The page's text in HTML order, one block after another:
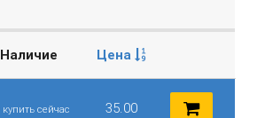
Наличие Цена
купить сейчас 35.00